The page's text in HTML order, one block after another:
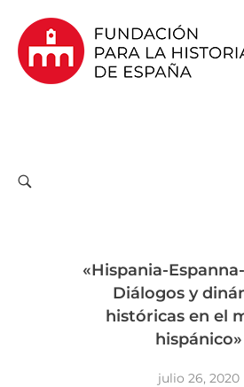
«Hispania-
Diálogos y
históricas en el
hispánico»
julio 26, 2020